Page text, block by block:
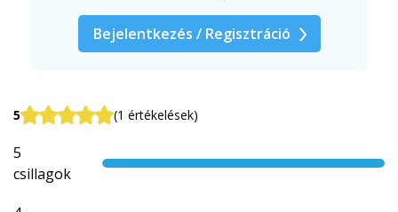
Bejelentkezés / Regisztráció
5 (1 értékelések)
5
csillagok